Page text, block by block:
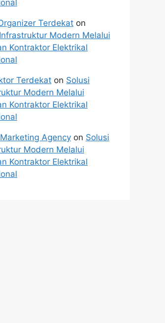
Terdekat on
Modern Melalui
Kontraktor Elektrikal
Terdekat on Solusi
Modern Melalui
Kontraktor Elektrikal
Agency on Solusi
Modern Melalui
Kontraktor Elektrikal